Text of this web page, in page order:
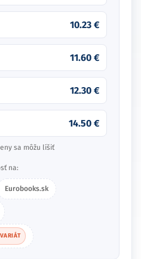
10.23 €
11.60 €
12.30 €
14.50 €
sa môžu líšiť
na:
Eurobooks.sk